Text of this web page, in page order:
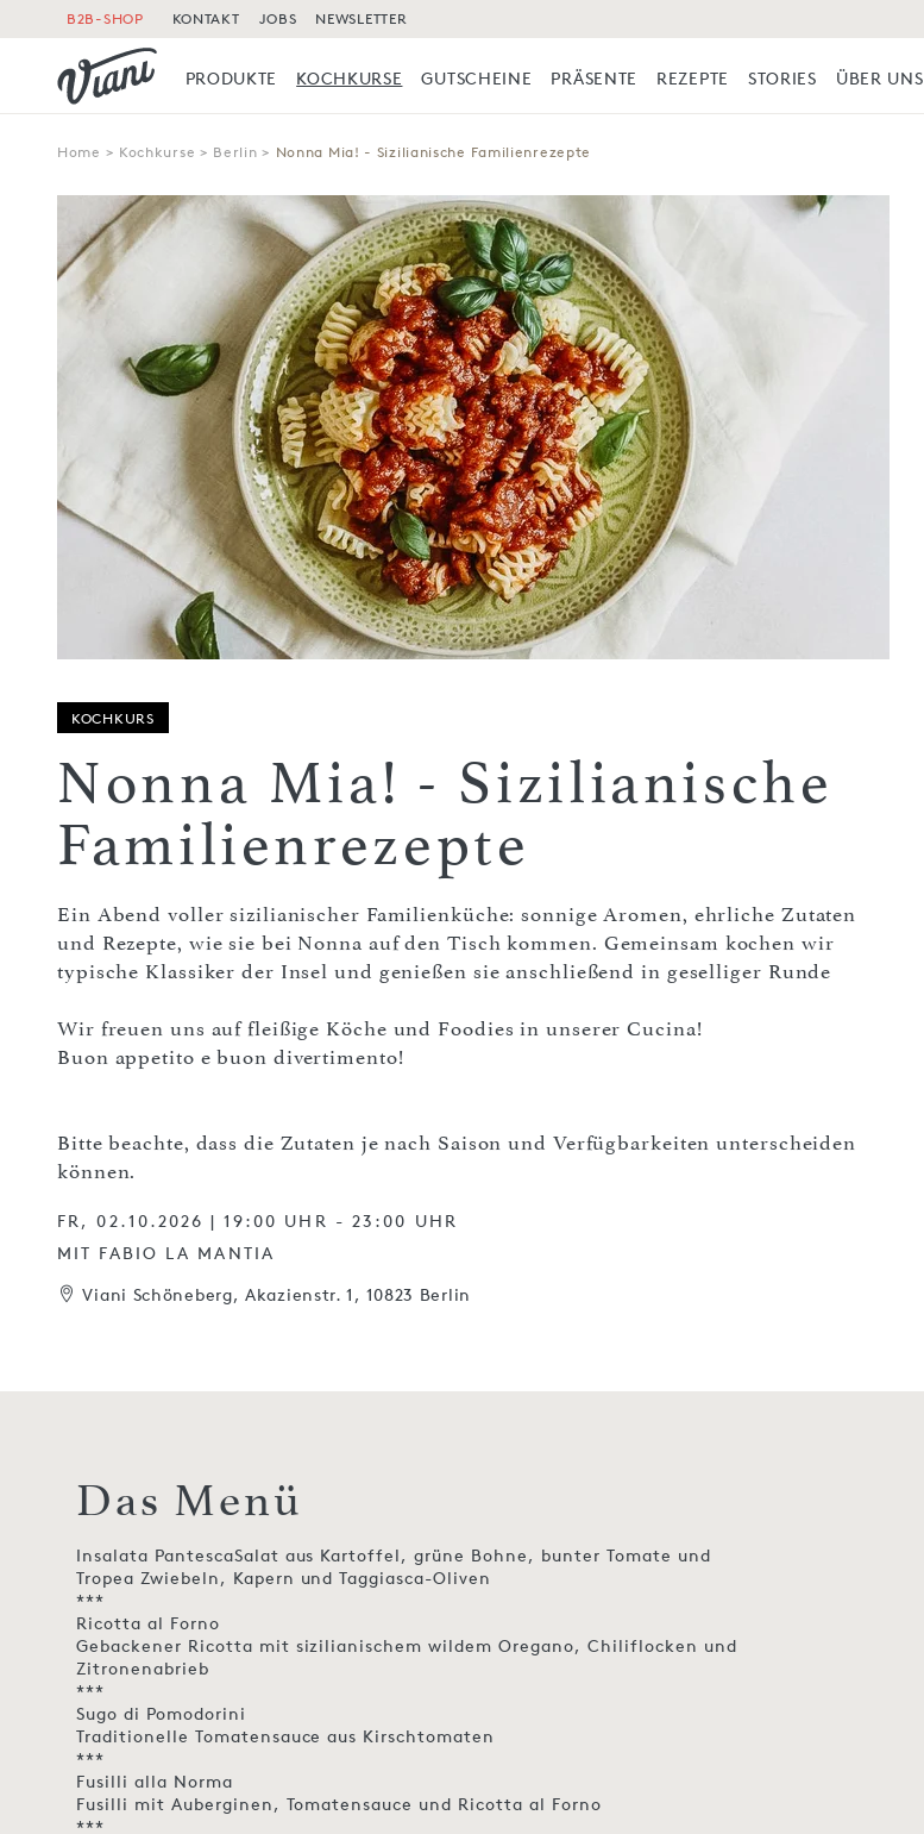
B2B-SHOP KONTAKT JOBS NEWSLETTER
PRODUKTE KOCHKURSE GUTSCHEINE PRÄSENTE REZEPTE STORIES ÜBER UNS
Home > Kochkurse > Berlin > Nonna Mia! - Sizilianische Familienrezepte
KOCHKURS
Nonna Mia! - Sizilianische
Familienrezepte
Ein Abend voller sizilianischer Familienküche: sonnige Aromen, ehrliche Zutaten
und Rezepte, wie sie bei Nonna auf den Tisch kommen. Gemeinsam kochen wir
typische Klassiker der Insel und genießen sie anschließend in geselliger Runde
Wir freuen uns auf fleißige Köche und Foodies in unserer Cucina!
Buon appetito e buon divertimento!
Bitte beachte, dass die Zutaten je nach Saison und Verfügbarkeiten unterscheiden
können.
FR, 02.10.2026 | 19:00 UHR - 23:00 UHR
MIT FABIO LA MANTIA
Viani Schöneberg, Akazienstr. 1, 10823 Berlin
Das Menü
Insalata PantescaSalat aus Kartoffel, grüne Bohne, bunter Tomate und
Tropea Zwiebeln, Kapern und Taggiasca-Oliven
***
Ricotta al Forno
Gebackener Ricotta mit sizilianischem wildem Oregano, Chiliflocken und
Zitronenabrieb
***
Sugo di Pomodorini
Traditionelle Tomatensauce aus Kirschtomaten
***
Fusilli alla Norma
Fusilli mit Auberginen, Tomatensauce und Ricotta al Forno
***